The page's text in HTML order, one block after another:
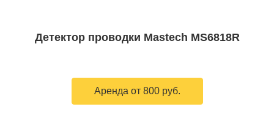
Детектор проводки Mastech MS6818R
Аренда от 800 руб.